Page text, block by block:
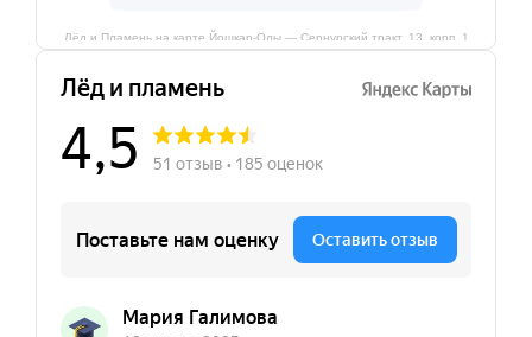
Лёд и Пламень на карте Йошкар‑Олы — Сернурский тракт, 13, корп. 1